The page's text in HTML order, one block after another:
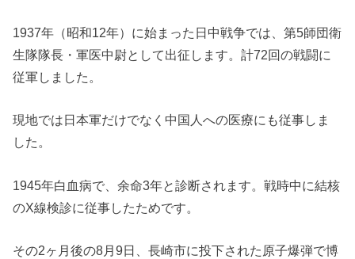
1937年（昭和12年）に始まった日中戦争では、第5師団衛
生隊隊長・軍医中尉として出征します。計72回の戦闘に
従軍しました。
現地では日本軍だけでなく中国人への医療にも従事しま
した。
1945年白血病で、余命3年と診断されます。戦時中に結核
のX線検診に従事したためです。
その2ヶ月後の8月9日、長崎市に投下された原子爆弾で博